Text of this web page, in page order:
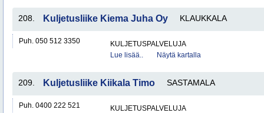
208. Kuljetusliike Kiema Juha Oy KLAUKKALA
Puh. 050 512 3350
KULJETUSPALVELUJA
Lue lisää..
Näytä kartalla
209. Kuljetusliike Kiikala Timo SASTAMALA
Puh. 0400 222 521
KULJETUSPALVELUJA